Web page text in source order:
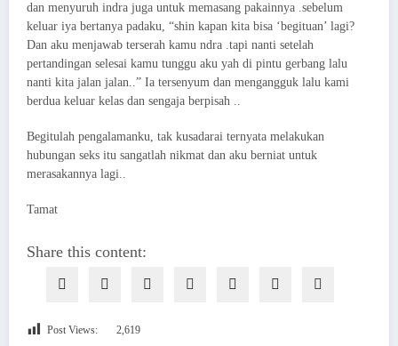
dan menyuruh indra juga untuk memasang pakainnya .sebelum
keluar iya bertanya padaku, “shin kapan kita bisa ‘begituan’ lagi?
Dan aku menjawab terserah kamu ndra .tapi nanti setelah
pertandingan selesai kamu tunggu aku yah di pintu gerbang lalu
nanti kita jalan jalan..” Ia tersenyum dan mengangguk lalu kami
berdua keluar kelas dan sengaja berpisah ..
Begitulah pengalamanku, tak kusadarai ternyata melakukan
hubungan seks itu sangatlah nikmat dan aku berniat untuk
merasakannya lagi..
Tamat
Share this content:
Post Views: 2,619